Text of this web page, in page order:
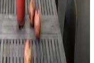
Aydınlatma
İyileştirme
ve mobilyaların